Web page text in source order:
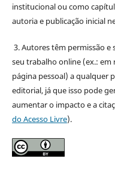
institucional ou como
autoria e publicação inicial
3. Autores têm permissão
seu trabalho online (ex.:
página pessoal) a qualquer
editorial, já que isso pode
aumentar o impacto e a
do Acesso Livre).